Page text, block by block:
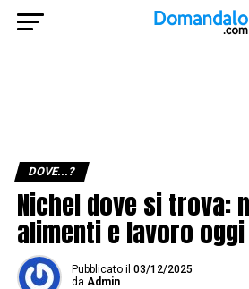
DOVE...?
Nichel dove si trova:
alimenti e lavoro oggi
Pubblicato il 03/12/2025
da Admin